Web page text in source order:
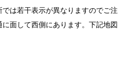
では若干表示が異なりますのでご注
面して西側にあります。下記地図